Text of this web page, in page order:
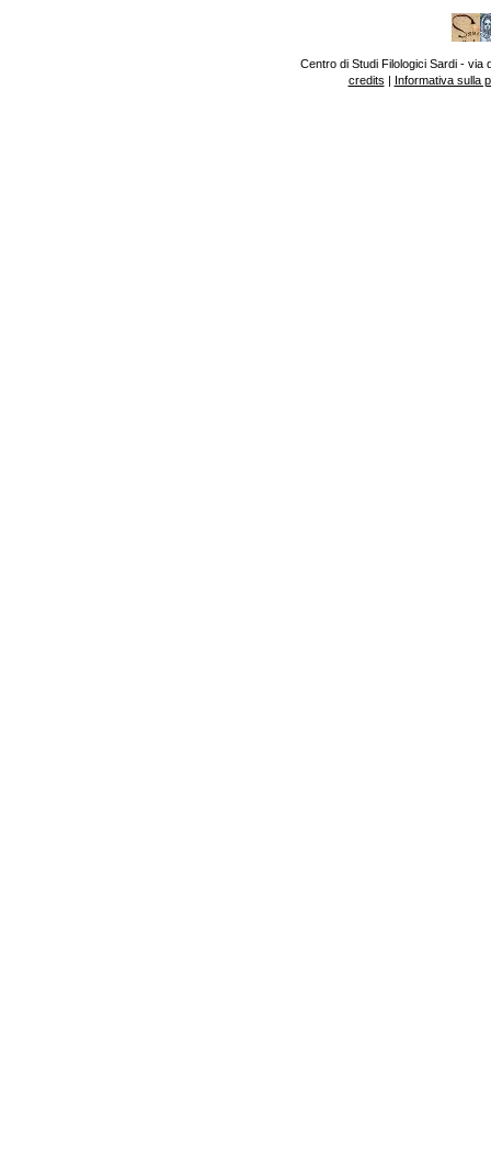
Centro di Studi Filologici Sardi - via
credits | Informativa sulla